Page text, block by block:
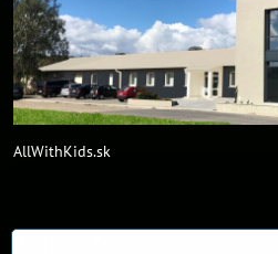
AllWithKids.sk
Kontakte